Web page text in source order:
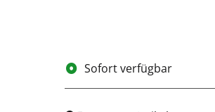
Sofort verfügbar